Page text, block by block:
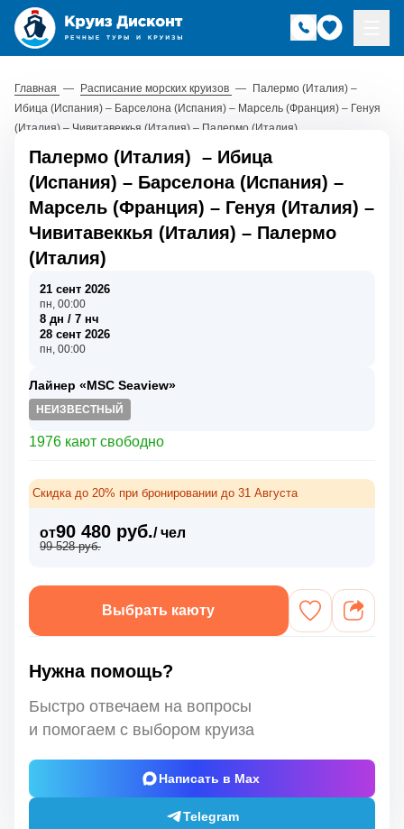
Главная — Расписание морских круизов — Палермо (Италия) –
Ибица (Испания) – Барселона (Испания) – Марсель (Франция) – Генуя
(Италия) – Чивитавеккья (Италия) – Палермо (Италия)
Палермо (Италия) – Ибица
(Испания) – Барселона (Испания) –
Марсель (Франция) – Генуя (Италия) –
Чивитавеккья (Италия) – Палермо
(Италия)
21 сент 2026
пн, 00:00
8 дн / 7 нч
28 сент 2026
пн, 00:00
Лайнер «MSC Seaview»
НЕИЗВЕСТНЫЙ
1976 кают свободно
Скидка до 20% при бронировании до 31 Августа
от90 480 руб./ чел
99 528 руб.
Выбрать каюту
Нужна помощь?
Быстро отвечаем на вопросы
и помогаем с выбором круиза
Написать в Max
Telegram